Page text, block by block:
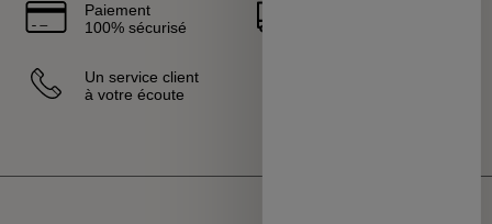
Paiement
100% sécurisé
Un service client
à votre écoute